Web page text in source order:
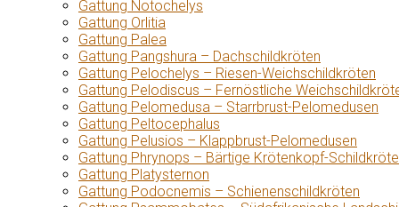
Gattung Notochelys
Gattung Orlitia
Gattung Palea
Gattung Pangshura – Dachschildkröten
Gattung Pelochelys – Riesen-Weichschildkröten
Gattung Pelodiscus – Fernöstliche
Gattung Pelomedusa – Starrbrust-Pelomedusen
Gattung Peltocephalus
Gattung Pelusios – Klappbrust-Pelomedusen
Gattung Phrynops – Bärtige Krötenkopf-
Gattung Platysternon
Gattung Podocnemis – Schienenschildkröten